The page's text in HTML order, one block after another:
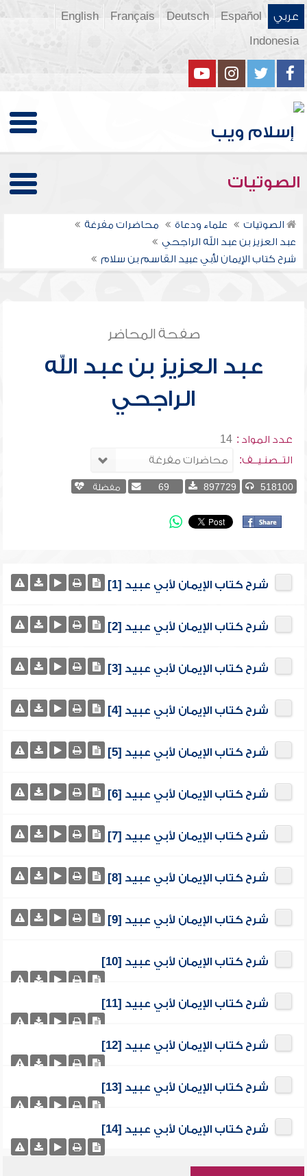
عربي Español
Deutsch
Français
English
Indonesia
الصوتيات
الصوتيات علماء ودعاة
محاضرات مفرغة
عبد العزيز بن عبد الله الراجحي
شرح كتاب الإيمان لأبي عبيد القاسم بن سلام
صفحة المحاضر
عبد العزيز بن عبد الله
الراجحي
عدد المواد : 14
التــصنـيــف:
518100
897729
69 مفضلة
شرح كتاب الإيمان لأبي عبيد [1]
شرح كتاب الإيمان لأبي عبيد [2]
شرح كتاب الإيمان لأبي عبيد [3]
شرح كتاب الإيمان لأبي عبيد [4]
شرح كتاب الإيمان لأبي عبيد [5]
شرح كتاب الإيمان لأبي عبيد [6]
شرح كتاب الإيمان لأبي عبيد [7]
شرح كتاب الإيمان لأبي عبيد [8]
شرح كتاب الإيمان لأبي عبيد [9]
شرح كتاب الإيمان لأبي عبيد [10]
شرح كتاب الإيمان لأبي عبيد [11]
شرح كتاب الإيمان لأبي عبيد [12]
شرح كتاب الإيمان لأبي عبيد [13]
شرح كتاب الإيمان لأبي عبيد [14]